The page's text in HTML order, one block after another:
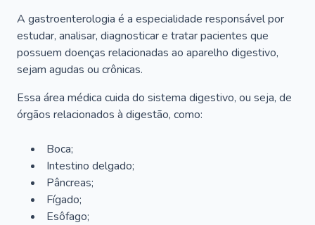
A gastroenterologia é a especialidade responsável por
estudar, analisar, diagnosticar e tratar pacientes que
possuem doenças relacionadas ao aparelho digestivo,
sejam agudas ou crônicas.
Essa área médica cuida do sistema digestivo, ou seja, de
órgãos relacionados à digestão, como:
Boca;
Intestino delgado;
Pâncreas;
Fígado;
Esôfago;